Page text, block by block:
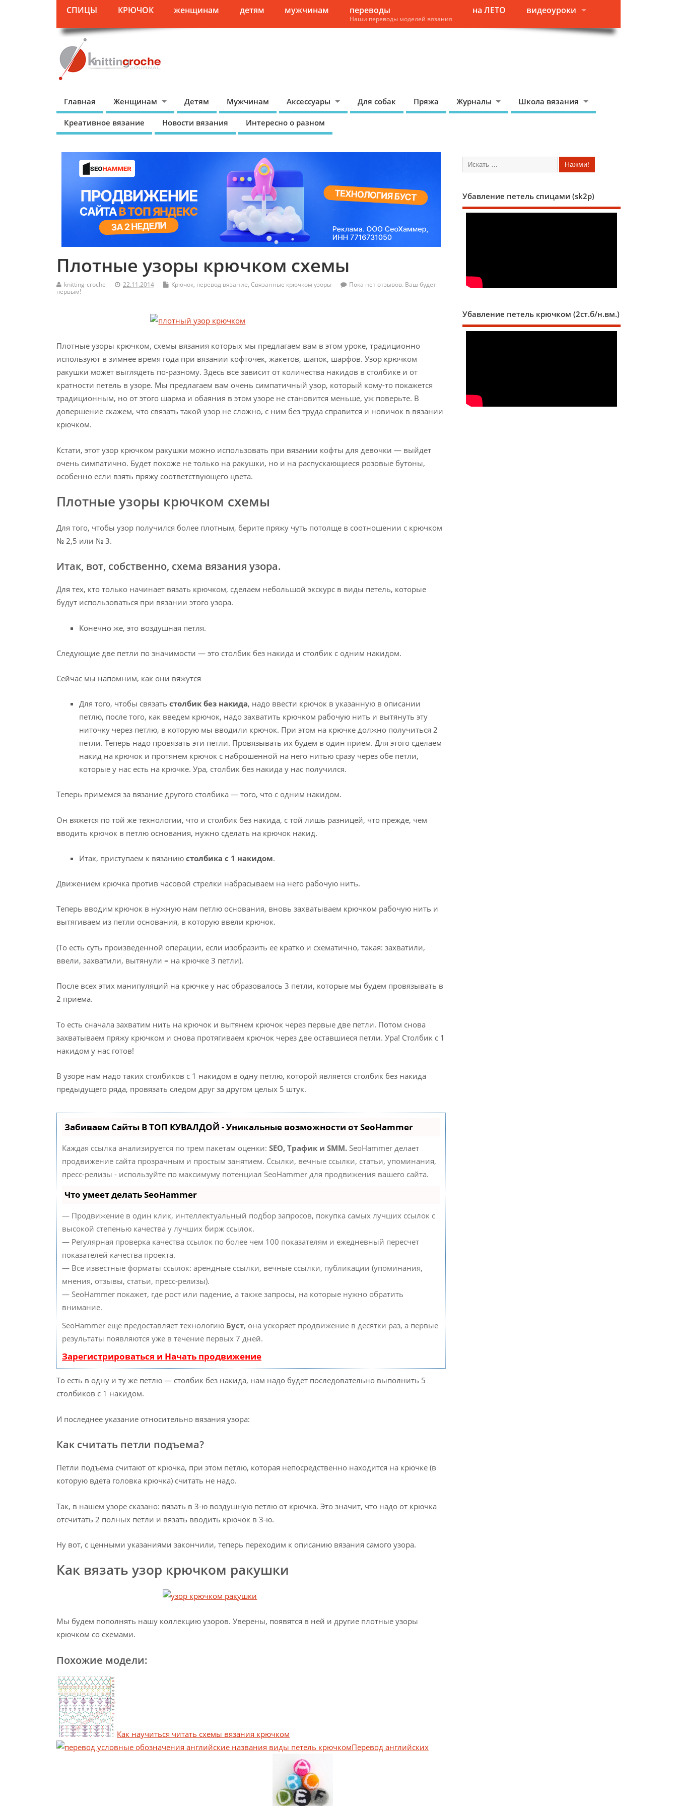
СПИЦЫ КРЮЧОК женщинам детям мужчинам переводы
Наши переводы моделей вязания
на ЛЕТО видеоуроки
Главная Женщинам Детям Мужчинам Аксессуары Для собак Пряжа Журналы Школа вязания
Креативное вязание Новости вязания Интересно о разном
Плотные узоры крючком схемы
knitting-croche 22.11.2014 Крючок, перевод вязание, Связанные крючком узоры
Пока нет отзывов. Ваш будет
первым!
Плотные узоры крючком, схемы вязания которых мы предлагаем вам в этом уроке, традиционно
используют в зимнее время года при вязании кофточек, жакетов, шапок, шарфов. Узор крючком
ракушки может выглядеть по-разному. Здесь все зависит от количества накидов в столбике и от
кратности петель в узоре. Мы предлагаем вам очень симпатичный узор, который кому-то покажется
традиционным, но от этого шарма и обаяния в этом узоре не становится меньше, уж поверьте. В
довершение скажем, что связать такой узор не сложно, с ним без труда справится и новичок в вязании
крючком.
Кстати, этот узор крючком ракушки можно использовать при вязании кофты для девочки — выйдет
очень симпатично. Будет похоже не только на ракушки, но и на распускающиеся розовые бутоны,
особенно если взять пряжу соответствующего цвета.
Плотные узоры крючком схемы
Для того, чтобы узор получился более плотным, берите пряжу чуть потолще в соотношении с крючком
№ 2,5 или № 3.
Итак, вот, собственно, схема вязания узора.
Для тех, кто только начинает вязать крючком, сделаем небольшой экскурс в виды петель, которые
будут использоваться при вязании этого узора.
Конечно же, это воздушная петля.
Следующие две петли по значимости — это столбик без накида и столбик с одним накидом.
Сейчас мы напомним, как они вяжутся
Для того, чтобы связать столбик без накида, надо ввести крючок в указанную в описании
петлю, после того, как введем крючок, надо захватить крючком рабочую нить и вытянуть эту
ниточку через петлю, в которую мы вводили крючок. При этом на крючке должно получиться 2
петли. Теперь надо провязать эти петли. Провязывать их будем в один прием. Для этого сделаем
накид на крючок и протянем крючок с наброшенной на него нитью сразу через обе петли,
которые у нас есть на крючке. Ура, столбик без накида у нас получился.
Теперь примемся за вязание другого столбика — того, что с одним накидом.
Он вяжется по той же технологии, что и столбик без накида, с той лишь разницей, что прежде, чем
вводить крючок в петлю основания, нужно сделать на крючок накид.
Итак, приступаем к вязанию столбика с 1 накидом.
Движением крючка против часовой стрелки набрасываем на него рабочую нить.
Теперь вводим крючок в нужную нам петлю основания, вновь захватываем крючком рабочую нить и
вытягиваем из петли основания, в которую ввели крючок.
(То есть суть произведенной операции, если изобразить ее кратко и схематично, такая: захватили,
ввели, захватили, вытянули = на крючке 3 петли).
После всех этих манипуляций на крючке у нас образовалось 3 петли, которые мы будем провязывать в
2 приема.
То есть сначала захватим нить на крючок и вытянем крючок через первые две петли. Потом снова
захватываем пряжу крючком и снова протягиваем крючок через две оставшиеся петли. Ура! Столбик с 1
накидом у нас готов!
В узоре нам надо таких столбиков с 1 накидом в одну петлю, которой является столбик без накида
предыдущего ряда, провязать следом друг за другом целых 5 штук.
Забиваем Сайты В ТОП КУВАЛДОЙ - Уникальные возможности от SeoHammer
Каждая ссылка анализируется по трем пакетам оценки: SEO, Трафик и SMM. SeoHammer делает
продвижение сайта прозрачным и простым занятием. Ссылки, вечные ссылки, статьи, упоминания,
пресс-релизы - используйте по максимуму потенциал SeoHammer для продвижения вашего сайта.
Что умеет делать SeoHammer
— Продвижение в один клик, интеллектуальный подбор запросов, покупка самых лучших ссылок с
высокой степенью качества у лучших бирж ссылок.
— Регулярная проверка качества ссылок по более чем 100 показателям и ежедневный пересчет
показателей качества проекта.
— Все известные форматы ссылок: арендные ссылки, вечные ссылки, публикации (упоминания,
мнения, отзывы, статьи, пресс-релизы).
— SeoHammer покажет, где рост или падение, а также запросы, на которые нужно обратить
внимание.
SeoHammer еще предоставляет технологию Буст, она ускоряет продвижение в десятки раз, а первые
результаты появляются уже в течение первых 7 дней.
Зарегистрироваться и Начать продвижение
То есть в одну и ту же петлю — столбик без накида, нам надо будет последовательно выполнить 5
столбиков с 1 накидом.
И последнее указание относительно вязания узора:
Как считать петли подъема?
Петли подъема считают от крючка, при этом петлю, которая непосредственно находится на крючке (в
которую вдета головка крючка) считать не надо.
Так, в нашем узоре сказано: вязать в 3-ю воздушную петлю от крючка. Это значит, что надо от крючка
отсчитать 2 полных петли и вязать вводить крючок в 3-ю.
Ну вот, с ценными указаниями закончили, теперь переходим к описанию вязания самого узора.
Как вязать узор крючком ракушки
Мы будем пополнять нашу коллекцию узоров. Уверены, появятся в ней и другие плотные узоры
крючком со схемами.
Похожие модели:
Как научиться читать схемы вязания крючком
Перевод английских
Убавление петель спицами (sk2p)
Убавление петель крючком (2ст.б/н.вм.)